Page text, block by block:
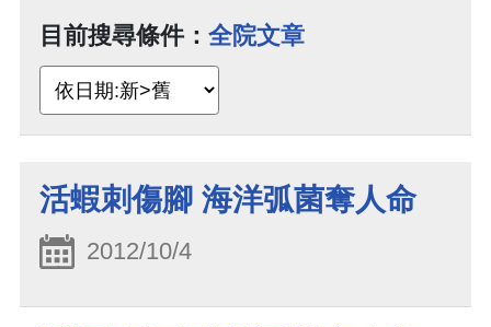
目前搜尋條件： 全院文章
活蝦刺傷腳 海洋弧菌奪人命
2012/10/4